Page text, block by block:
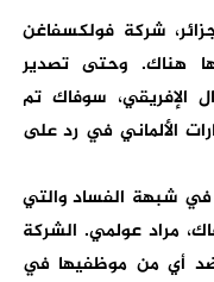
شركة فولكسفاغن
هناك. وحتى تصدير
الإفريقي، سوفاك تم
الألماني في رد على
في شبهة الفساد والتي
مراد عولمي. الشركة
ضد أي من موظفيها في